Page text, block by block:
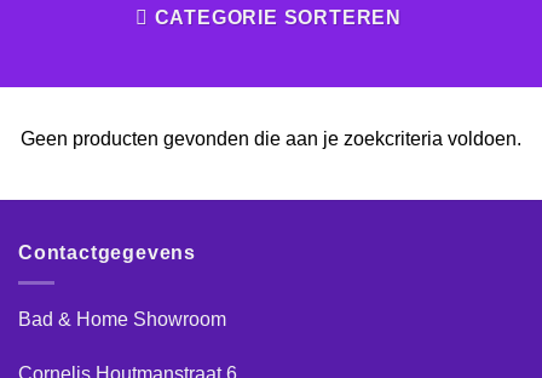
CATEGORIE SORTEREN
Geen producten gevonden die aan je zoekcriteria voldoen.
Contactgegevens
Bad & Home Showroom